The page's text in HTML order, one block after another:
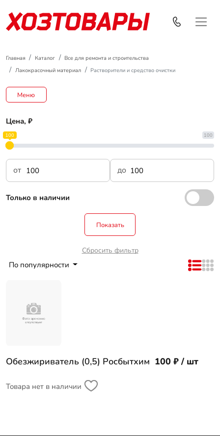
Главная Каталог
Все для ремонта и строительства
Лакокрасочный материал
Растворители и средство очистки
Меню
Цена, ₽
100
100
от до
Только в наличии
Показать
Сбросить фильтр
По популярности
Обезжириватель (0,5) Росбытхим
Товара нет в наличии
100 ₽ / шт